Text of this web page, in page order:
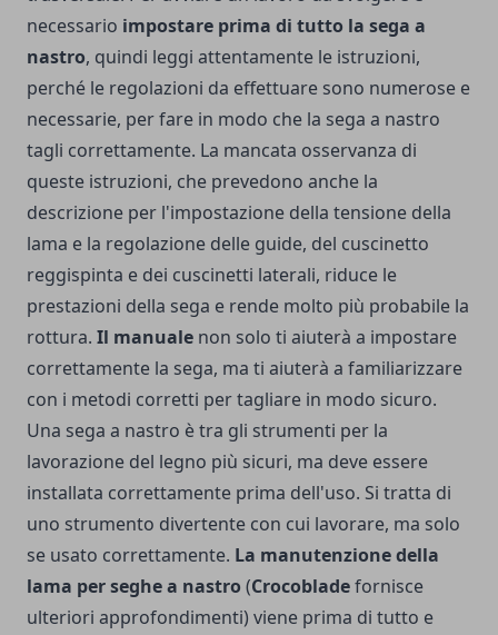
necessario impostare prima di tutto la sega a
nastro, quindi leggi attentamente le istruzioni,
perché le regolazioni da effettuare sono numerose e
necessarie, per fare in modo che la sega a nastro
tagli correttamente. La mancata osservanza di
queste istruzioni, che prevedono anche la
descrizione per l'impostazione della tensione della
lama e la regolazione delle guide, del cuscinetto
reggispinta e dei cuscinetti laterali, riduce le
prestazioni della sega e rende molto più probabile la
rottura. Il manuale non solo ti aiuterà a impostare
correttamente la sega, ma ti aiuterà a familiarizzare
con i metodi corretti per tagliare in modo sicuro.
Una sega a nastro è tra gli strumenti per la
lavorazione del legno più sicuri, ma deve essere
installata correttamente prima dell'uso. Si tratta di
uno strumento divertente con cui lavorare, ma solo
se usato correttamente. La manutenzione della
lama per seghe a nastro (Crocobladefornisce
ulteriori approfondimenti) viene prima di tutto e